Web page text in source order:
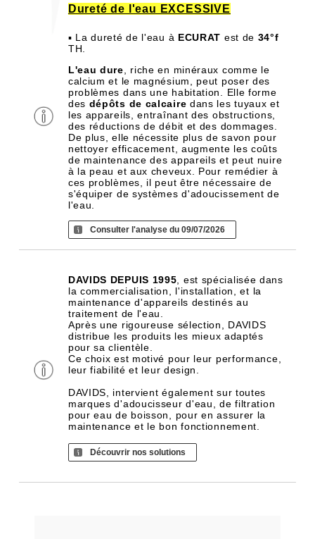
Dureté de l'eau EXCESSIVE
▪ La dureté de l'eau à ECURAT est de 34°f
TH.
L'eau dure , riche en minéraux comme le
calcium et le magnésium, peut poser des
problèmes dans une habitation. Elle forme
des dépôts de calcaire dans les tuyaux et
les appareils, entraînant des obstructions,
des réductions de débit et des dommages.
De plus, elle nécessite plus de savon pour
nettoyer efficacement, augmente les coûts
de maintenance des appareils et peut nuire
à la peau et aux cheveux. Pour remédier à
ces problèmes, il peut être nécessaire de
s'équiper de systèmes d'adoucissement de
l'eau.
Consulter l'analyse du 09/07/2026
DAVIDS DEPUIS 1995 , est spécialisée dans
la commercialisation, l'installation, et la
maintenance d'appareils destinés au
traitement de l'eau.
Après une rigoureuse sélection, DAVIDS
distribue les produits les mieux adaptés
pour sa clientèle.
Ce choix est motivé pour leur performance,
leur fiabilité et leur design.
DAVIDS, intervient également sur toutes
marques d'adoucisseur d'eau, de filtration
pour eau de boisson, pour en assurer la
maintenance et le bon fonctionnement.
Découvrir nos solutions